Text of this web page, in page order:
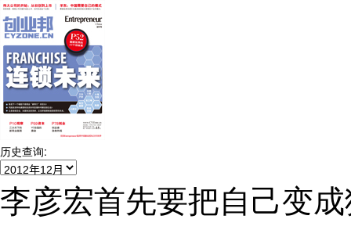
历史查询:
李彦宏首先要把自己变